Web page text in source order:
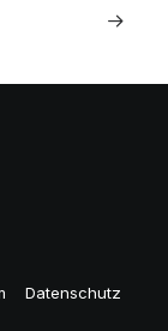
Datenschutz